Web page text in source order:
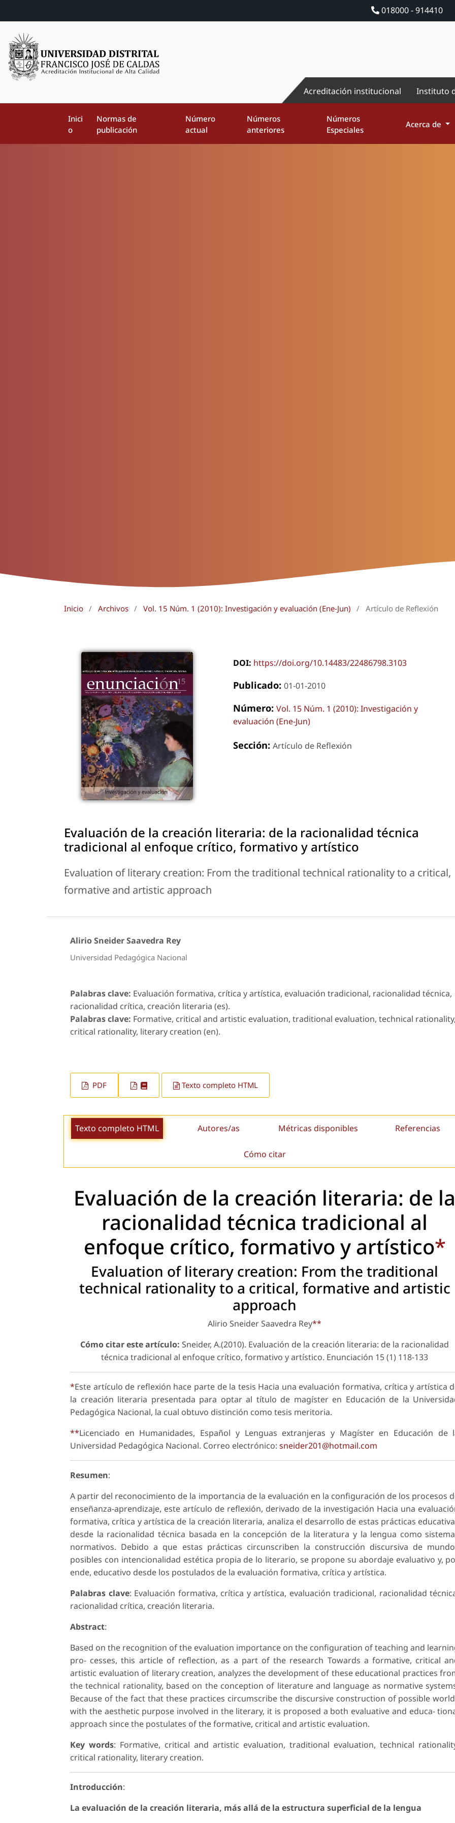
018000 - 914410
Acreditación institucional Instituto
Inici
o
Normas de
publicación
Número
actual
Números
anteriores
Números
Especiales
Acerca de
Inicio / Archivos / Vol. 15 Núm. 1 (2010): Investigación y evaluación (Ene-Jun) / Artículo de Reflexión
DOI: https://doi.org/10.14483/22486798.3103
Publicado: 01-01-2010
Número: Vol. 15 Núm. 1 (2010): Investigación y
evaluación (Ene-Jun)
Sección: Artículo de Reflexión
Evaluación de la creación literaria: de la racionalidad técnica
tradicional al enfoque crítico, formativo y artístico
Evaluation of literary creation: From the traditional technical rationality to a critical,
formative and artistic approach
Alirio Sneider Saavedra Rey
Universidad Pedagógica Nacional
Palabras clave: Evaluación formativa, crítica y artística, evaluación tradicional, racionalidad técnica,
racionalidad crítica, creación literaria (es).
Palabras clave: Formative, critical and artistic evaluation, traditional evaluation, technical rationality,
critical rationality, literary creation (en).
PDF Texto completo HTML
Texto completo HTML Autores/as Métricas disponibles Referencias
Cómo citar
Evaluación de la creación literaria: de la
racionalidad técnica tradicional al
enfoque crítico, formativo y artístico*
Evaluation of literary creation: From the traditional
technical rationality to a critical, formative and artistic
approach
Alirio Sneider Saavedra Rey**
Cómo citar este artículo: Sneider, A.(2010). Evaluación de la creación literaria: de la racionalidad
técnica tradicional al enfoque crítico, formativo y artístico. Enunciación 15 (1) 118-133
*Este artículo de reflexión hace parte de la tesis Hacia una evaluación formativa, crítica y artística
la creación literaria presentada para optar al título de magíster en Educación de la
Pedagógica Nacional, la cual obtuvo distinción como tesis meritoria.
**Licenciado en Humanidades, Español y Lenguas extranjeras y Magíster en Educación de
Universidad Pedagógica Nacional. Correo electrónico: sneider201@hotmail.com
Resumen:
A partir del reconocimiento de la importancia de la evaluación en la configuración de los procesos
enseñanza-aprendizaje, este artículo de reflexión, derivado de la investigación Hacia una
formativa, crítica y artística de la creación literaria, analiza el desarrollo de estas prácticas
desde la racionalidad técnica basada en la concepción de la literatura y la lengua como
normativos. Debido a que estas prácticas circunscriben la construcción discursiva de
posibles con intencionalidad estética propia de lo literario, se propone su abordaje evaluativo y,
ende, educativo desde los postulados de la evaluación formativa, crítica y artística.
Palabras clave: Evaluación formativa, crítica y artística, evaluación tradicional, racionalidad
racionalidad crítica, creación literaria.
Abstract:
Based on the recognition of the evaluation importance on the configuration of teaching and
pro- cesses, this article of reflection, as a part of the research Towards a formative, critical
artistic evaluation of literary creation, analyzes the development of these educational practices
the technical rationality, based on the conception of literature and language as normative
Because of the fact that these practices circumscribe the discursive construction of possible
with the aesthetic purpose involved in the literary, it is proposed a both evaluative and educa-
approach since the postulates of the formative, critical and artistic evaluation.
Key words: Formative, critical and artistic evaluation, traditional evaluation, technical
critical rationality, literary creation.
Introducción:
La evaluación de la creación literaria, más allá de la estructura superficial de la lengua